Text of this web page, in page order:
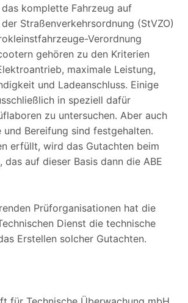
komplette Fahrzeug auf
Straßenverkehrsordnung (StVZO)
Verordnung
gehören zu den Kriterien
maximale Leistung,
und Ladeanschluss. Einige
in speziell dafür
zu untersuchen. Aber auch
und Bereifung sind festgehalten.
erfüllt, wird das Gutachten beim
das auf dieser Basis dann die ABE
Prüforganisationen hat die
Dienst die technische
Erstellen solcher Gutachten.